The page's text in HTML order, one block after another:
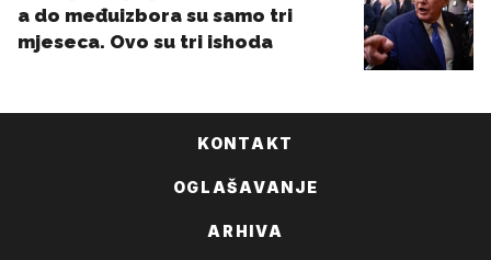
KONTAKT
OGLAŠAVANJE
ARHIVA